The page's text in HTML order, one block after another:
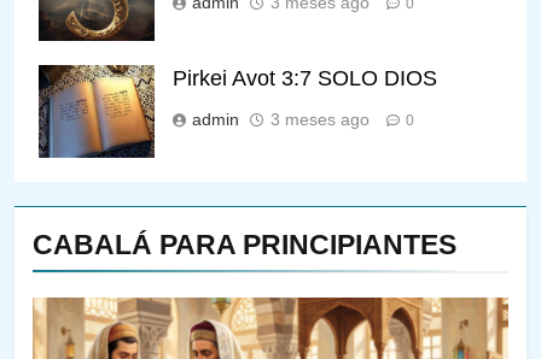
CABALÁ PARA PRINCIPIANTES
0
Pirkei Avot 3:7 SOLO DIOS
admin 3 meses ago 0